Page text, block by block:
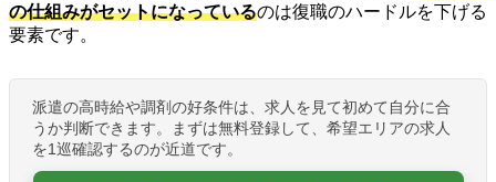
の仕組みがセットになっているのは復職のハードルを下げる
要素です。
派遣の高時給や調剤の好条件は、求人を見て初めて自分に合
うか判断できます。まずは無料登録して、希望エリアの求人
を1巡確認するのが近道です。